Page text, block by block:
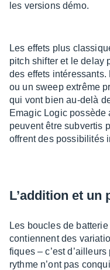
les versions démo.
Les effets plus
pitch shif­ter et le delay
des effets
ou un sweep extrême
qui vont bien au-delà
Emagic Logic
peuvent être subver­tis
offrent des possi­bi­li­tés
L’ad­di­tion et un
Les boucles de
contiennent des
fiques – c’est
rythme n’ont pas